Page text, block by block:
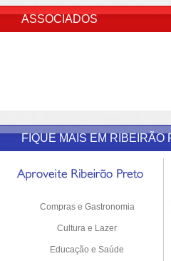
ASSOCIADOS
FIQUE MAIS EM RIBEIRÃO
Compras e Gastronomia
Cultura e Lazer
Educação e Saúde